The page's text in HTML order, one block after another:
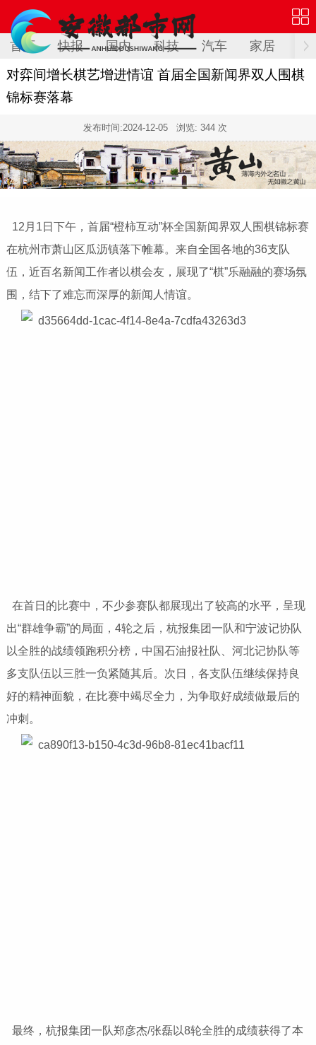
首页 快报 国内 科技 汽车 家居 健
对弈间增长棋艺增进情谊 首届全国新闻界双人围棋
锦标赛落幕
发布时间:2024-12-05 浏览: 344 次
12月1日下午，首届“橙柿互动”杯全国新闻界双人围棋锦标赛
在杭州市萧山区瓜沥镇落下帷幕。来自全国各地的36支队
伍，近百名新闻工作者以棋会友，展现了“棋”乐融融的赛场氛
围，结下了难忘而深厚的新闻人情谊。
在首日的比赛中，不少参赛队都展现出了较高的水平，呈现
出“群雄争霸”的局面，4轮之后，杭报集团一队和宁波记协队
以全胜的战绩领跑积分榜，中国石油报社队、河北记协队等
多支队伍以三胜一负紧随其后。次日，各支队伍继续保持良
好的精神面貌，在比赛中竭尽全力，为争取好成绩做最后的
冲刺。
最终，杭报集团一队郑彦杰/张磊以8轮全胜的成绩获得了本